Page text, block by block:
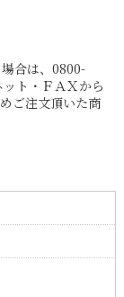
合は、0800-
ト・ＦＡＸから
ご注文頂いた商